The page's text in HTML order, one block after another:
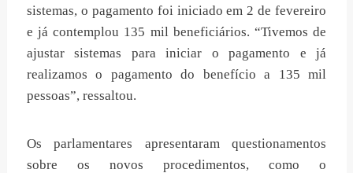
sistemas, o pagamento foi iniciado em 2 de fevereiro
e já contemplou 135 mil beneficiários. “Tivemos de
ajustar sistemas para iniciar o pagamento e já
realizamos o pagamento do benefício a 135 mil
pessoas”, ressaltou.
Os parlamentares apresentaram questionamentos
sobre os novos procedimentos, como o